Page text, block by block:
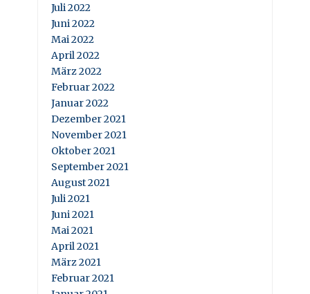
Juli 2022
Juni 2022
Mai 2022
April 2022
März 2022
Februar 2022
Januar 2022
Dezember 2021
November 2021
Oktober 2021
September 2021
August 2021
Juli 2021
Juni 2021
Mai 2021
April 2021
März 2021
Februar 2021